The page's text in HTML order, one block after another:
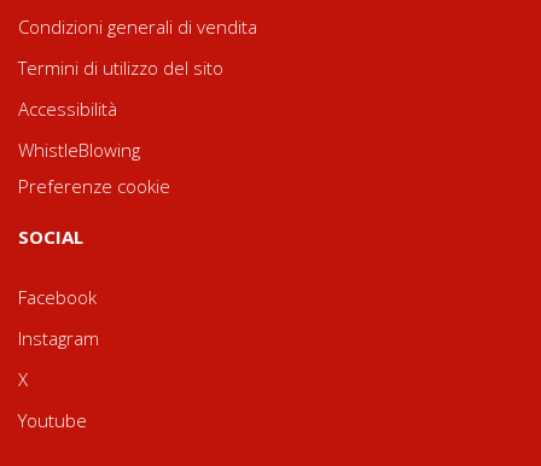
Condizioni generali di vendita
Termini di utilizzo del sito
Accessibilità
WhistleBlowing
Preferenze cookie
SOCIAL
Facebook
Instagram
X
Youtube